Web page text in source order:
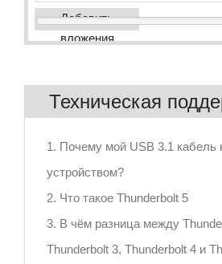
Добавить
вложения
Техническая
1. Почему мой USB 3.1 кабель
устройством?
2. Что такое Thunderbolt 5
3. В чём разница между
Thunderbolt 3, Thunderbolt 4 и